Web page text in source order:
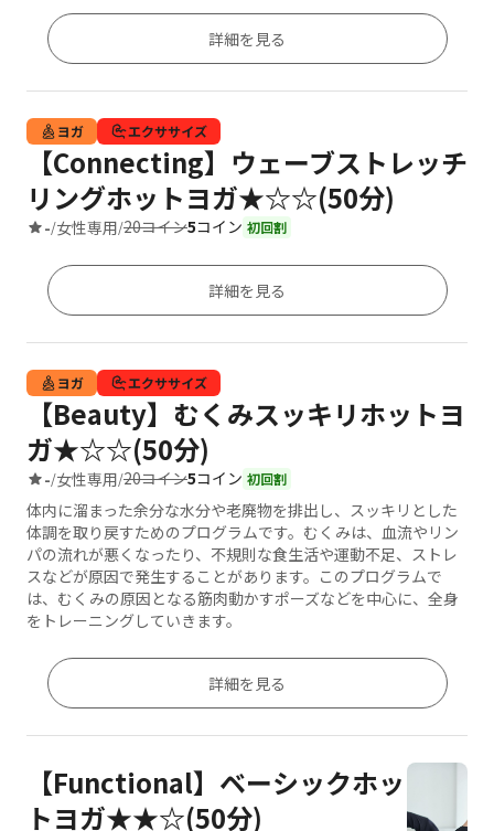
詳細を見る
ヨガ エクササイズ
【Connecting】ウェーブストレッチ
リングホットヨガ★☆☆(50分)
-/女性専用/20コイン5コイン 初回割
詳細を見る
ヨガ エクササイズ
【Beauty】むくみスッキリホットヨ
ガ★☆☆(50分)
-/女性専用/20コイン5コイン 初回割
体内に溜まった余分な水分や老廃物を排出し、スッキリとした
体調を取り戻すためのプログラムです。むくみは、血流やリン
パの流れが悪くなったり、不規則な食生活や運動不足、ストレ
スなどが原因で発生することがあります。このプログラムで
は、むくみの原因となる筋肉動かすポーズなどを中心に、全身
をトレーニングしていきます。
詳細を見る
【Functional】ベーシックホッ
トヨガ★★☆(50分)